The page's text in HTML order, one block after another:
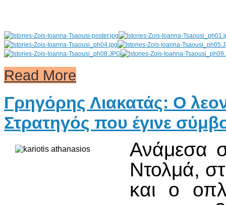
AdmirorGallery 4.5.0 , author/sVasiljevski
Read More
Γρηγόρης Λιακατάς: Ο
Στρατηγός που έγινε
Ανάμεσα
Ντολμά,
και ο